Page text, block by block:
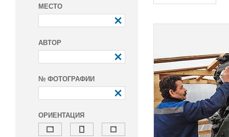
МЕСТО
АВТОР
№ ФОТОГРАФИИ
ОРИЕНТАЦИЯ